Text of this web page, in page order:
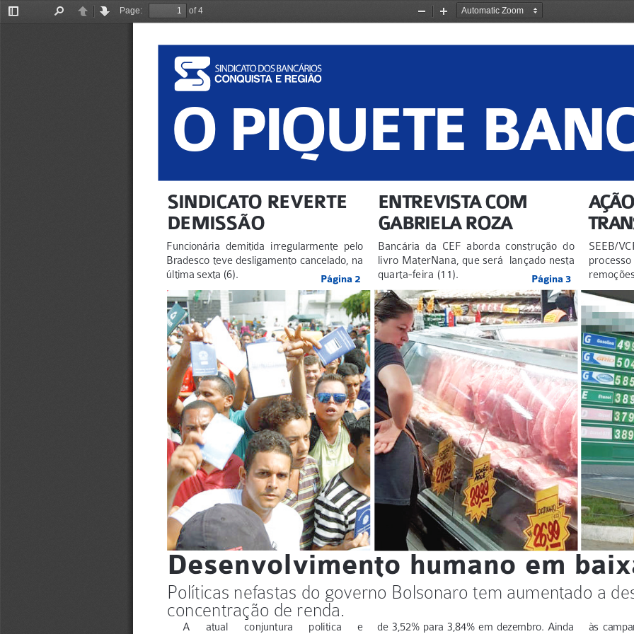
Toggle
PreviousNext
Page:
of 4
Zoom
Zoom
Políticas nefastas do governo Bolsonaro tem aumentado a
concentração de renda.
O PIQUETE
Desenvolvimento humano em
A atual conjuntura política e de 3,52% para 3,84% em dezembro. Ainda
Funcionária demitida irregularmente pelo
Bradesco teve desligamento cancelado, na
última sexta (6).
SEEB/
Bancária da CEF aborda construção do
livro MaterNana, que será  lançado nesta
quarta-feira (11).
SINDICATO REVERTE
DEMISSÃO
ENTREVISTA COM
GABRIELA ROZA
Página 2 Página 3
às